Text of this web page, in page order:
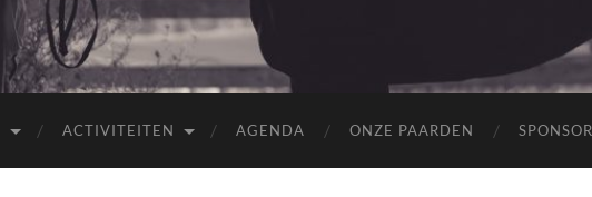
ACTIVITEITEN AGENDA ONZE PAARDEN